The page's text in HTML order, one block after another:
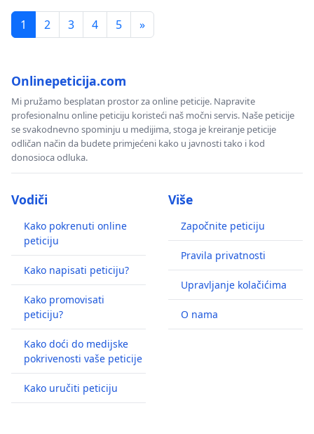
1 2 3 4 5 »
Onlinepeticija.com
Mi pružamo besplatan prostor za online peticije. Napravite
profesionalnu online peticiju koristeći naš močni servis. Naše peticije
se svakodnevno spominju u medijima, stoga je kreiranje peticije
odličan način da budete primjećeni kako u javnosti tako i kod
donosioca odluka.
Vodiči
Kako pokrenuti online
peticiju
Kako napisati peticiju?
Kako promovisati
peticiju?
Kako doći do medijske
pokrivenosti vaše peticije
Kako uručiti peticiju
Više
Započnite peticiju
Pravila privatnosti
Upravljanje kolačićima
O nama